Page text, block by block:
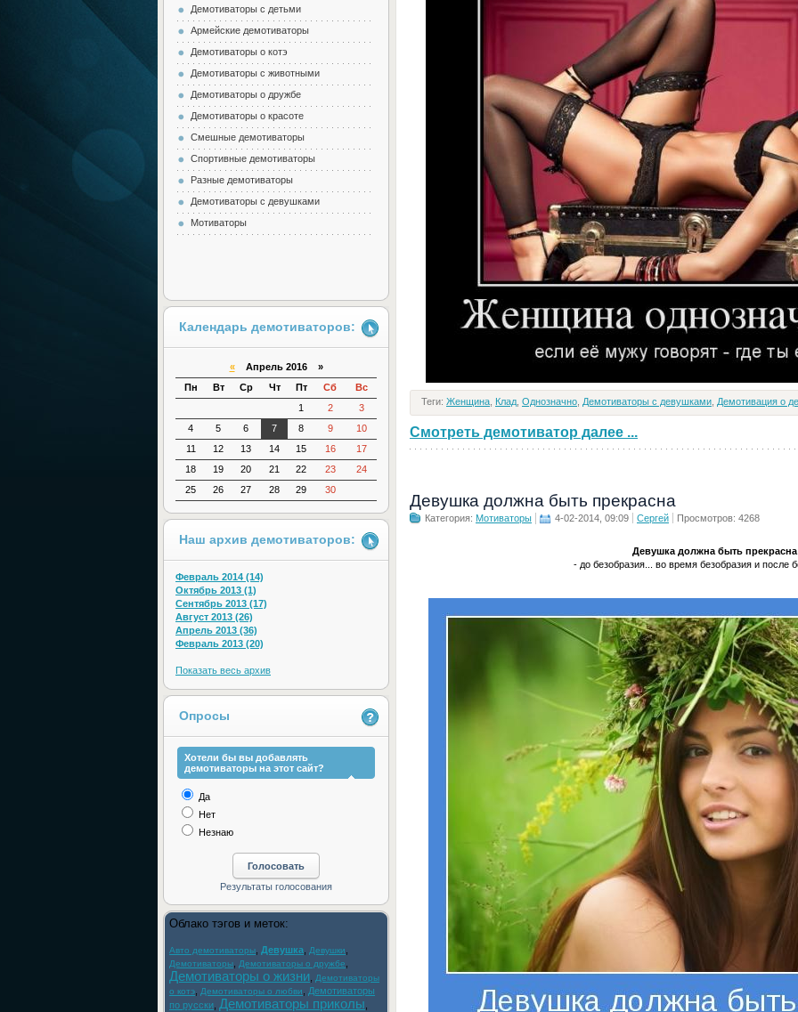
Теги: Женщина Клад Однозначно Демотиваторы с девушками Демотивация о
Смотреть демотиватор далее ...
Девушка должна быть прекрасна
Категория: Мотиваторы 4-02-2014, 09:09 Сергей Просмотров: 4268
Девушка должна быть прекрасна
- до безобразия... во время безобразия и после
Демотиваторы с детьми
Армейские демотиваторы
Демотиваторы о котэ
Демотиваторы с животными
Демотиваторы о дружбе
Демотиваторы о красоте
Смешные демотиваторы
Спортивные демотиваторы
Разные демотиваторы
Демотиваторы с девушками
Мотиваторы
Календарь демотиваторов:
«Апрель 2016 »
Пн
Вт Ср Чт Пт Сб
Вс
1
2
3
4
5 6 7 8 9
10
11
12 13 14 15 16
17
18
19 20 21 22 23
24
25
26 27 28 29 30
Наш архив демотиваторов:
Февраль 2014 (14)
Октябрь 2013 (1)
Сентябрь 2013 (17)
Август 2013 (26)
Апрель 2013 (36)
Февраль 2013 (20)
Показать весь архив
Опросы
Хотели бы вы добавлять
демотиваторы на этот сайт?
Да
Нет
Незнаю
Облако тэгов и меток:
Авто демотиваторы Девушка Девушки
Демотиваторы Демотиваторы о дружбе
Демотиваторы о жизни
Демотиваторы
о котэ
Демотиваторы о любви
Демотиваторы
по русски Демотиваторы приколы